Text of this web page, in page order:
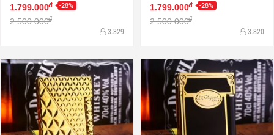
1.799.000đ -28%
2.500.000đ
3.329
1.799.000đ -28%
2.500.000đ
3.820